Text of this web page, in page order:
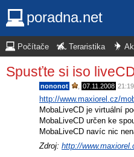
poradna.net
Počítače Teraristika
Spusťte si iso
nononot 07.11.2008 21:19
http://www.maxiorel.cz/
MobaLiveCD je virtuální
MobaLiveCD určen ke
MobaLiveCD navíc nic
Zdroj: http://